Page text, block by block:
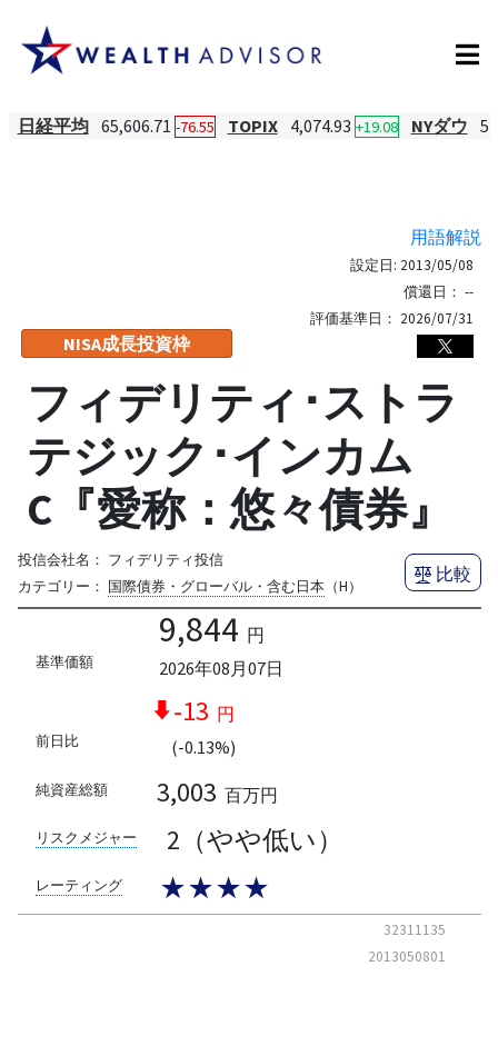
日経平均 65,606.71 -76.55 TOPIX 4,074.93 +19.08 NYダウ
用語解説
NISA成長投資枠
設定日: 2013/05/08
償還日： --
評価基準日： 2026/07/31
フィデリティ･ストラ
テジック･インカム
C『愛称：悠々債券』
投信会社名： フィデリティ投信
カテゴリー： 国際債券・グローバル・含む日本（H）
比較
基準価額
9,844 円
2026年08月07日
前日比
-13 円
(-0.13%)
純資産総額 3,003 百万円
リスクメジャー 2（やや低い）
レーティング ★★★★
32311135
2013050801